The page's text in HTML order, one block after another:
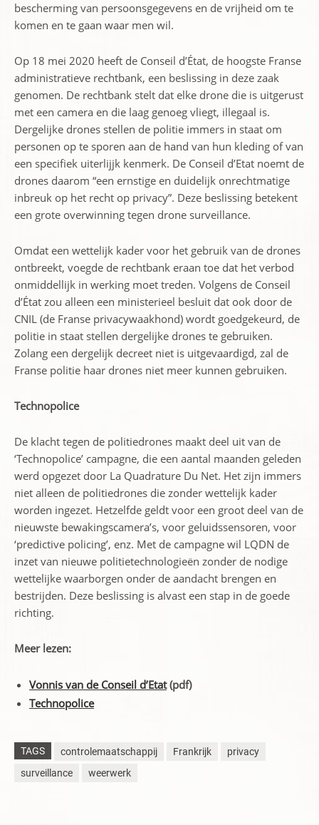
bescherming van persoonsgegevens en de vrijheid om te
komen en te gaan waar men wil.
Op 18 mei 2020 heeft de Conseil d’État, de hoogste Franse
administratieve rechtbank, een beslissing in deze zaak
genomen. De rechtbank stelt dat elke drone die is uitgerust
met een camera en die laag genoeg vliegt, illegaal is.
Dergelijke drones stellen de politie immers in staat om
personen op te sporen aan de hand van hun kleding of van
een specifiek uiterlijjk kenmerk. De Conseil d’Etat noemt de
drones daarom “een ernstige en duidelijk onrechtmatige
inbreuk op het recht op privacy”. Deze beslissing betekent
een grote overwinning tegen drone surveillance.
Omdat een wettelijk kader voor het gebruik van de drones
ontbreekt, voegde de rechtbank eraan toe dat het verbod
onmiddellijk in werking moet treden. Volgens de Conseil
d’État zou alleen een ministerieel besluit dat ook door de
CNIL (de Franse privacywaakhond) wordt goedgekeurd, de
politie in staat stellen dergelijke drones te gebruiken.
Zolang een dergelijk decreet niet is uitgevaardigd, zal de
Franse politie haar drones niet meer kunnen gebruiken.
Technopolice
De klacht tegen de politiedrones maakt deel uit van de
‘Technopolice’ campagne, die een aantal maanden geleden
werd opgezet door La Quadrature Du Net. Het zijn immers
niet alleen de politiedrones die zonder wettelijk kader
worden ingezet. Hetzelfde geldt voor een groot deel van de
nieuwste bewakingscamera’s, voor geluidssensoren, voor
‘predictive policing’, enz. Met de campagne wil LQDN de
inzet van nieuwe politietechnologieën zonder de nodige
wettelijke waarborgen onder de aandacht brengen en
bestrijden. Deze beslissing is alvast een stap in de goede
richting.
Meer lezen:
Vonnis van de Conseil d’Etat(pdf)
Technopolice
TAGS controlemaatschappij Frankrijk
privacy
surveillance
weerwerk